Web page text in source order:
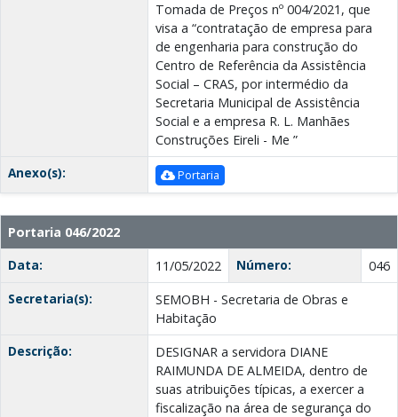
Tomada de Preços nº 004/2021, que
visa a “contratação de empresa para
de engenharia para construção do
Centro de Referência da Assistência
Social – CRAS, por intermédio da
Secretaria Municipal de Assistência
Social e a empresa R. L. Manhães
Construções Eireli - Me ”
Anexo(s):
Portaria
Portaria 046/2022
Data:
11/05/2022 Número:
046
Secretaria(s):
SEMOBH - Secretaria de Obras e
Habitação
Descrição:
DESIGNAR a servidora DIANE
RAIMUNDA DE ALMEIDA, dentro de
suas atribuições típicas, a exercer a
fiscalização na área de segurança do